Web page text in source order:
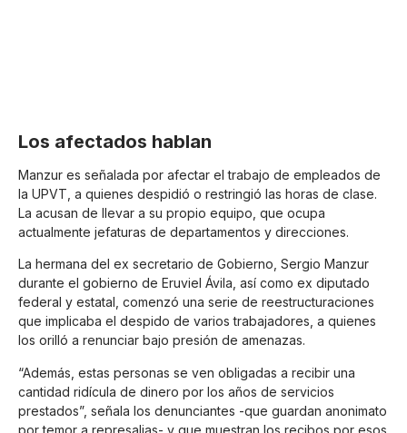
Los afectados hablan
Manzur es señalada por afectar el trabajo de empleados de
la UPVT, a quienes despidió o restringió las horas de clase.
La acusan de llevar a su propio equipo, que ocupa
actualmente jefaturas de departamentos y direcciones.
La hermana del ex secretario de Gobierno, Sergio Manzur
durante el gobierno de Eruviel Ávila, así como ex diputado
federal y estatal, comenzó una serie de reestructuraciones
que implicaba el despido de varios trabajadores, a quienes
los orilló a renunciar bajo presión de amenazas.
“Además, estas personas se ven obligadas a recibir una
cantidad ridícula de dinero por los años de servicios
prestados”, señala los denunciantes -que guardan anonimato
por temor a represalias- y que muestran los recibos por esos